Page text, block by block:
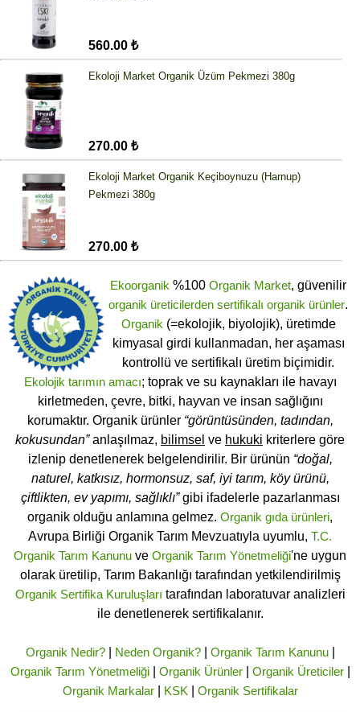
560.00 ₺
Ekoloji Market Organik Üzüm Pekmezi 380g
270.00 ₺
Ekoloji Market Organik Keçiboynuzu (Harnup)
Pekmezi 380g
270.00 ₺
Ekoorganik %100 Organik Market, güvenilir
organik üreticilerden sertifikalı organik ürünler.
Organik (=ekolojik, biyolojik), üretimde
kimyasal girdi kullanmadan, her aşaması
kontrollü ve sertifikalı üretim biçimidir.
Ekolojik tarımın amacı; toprak ve su kaynakları ile havayı
kirletmeden, çevre, bitki, hayvan ve insan sağlığını
korumaktır. Organik ürünler “görüntüsünden, tadından,
kokusundan”anlaşılmaz, bilimsel ve hukuki kriterlere göre
izlenip denetlenerek belgelendirilir. Bir ürünün “doğal,
naturel, katkısız, hormonsuz, saf, iyi tarım, köy ürünü,
çiftlikten, ev yapımı, sağlıklı”gibi ifadelerle pazarlanması
organik olduğu anlamına gelmez. Organik gıda ürünleri,
Avrupa Birliği Organik Tarım Mevzuatıyla uyumlu, T.C.
Organik Tarım Kanunu ve Organik Tarım Yönetmeliği'ne uygun
olarak üretilip, Tarım Bakanlığı tarafından yetkilendirilmiş
Organik Sertifika Kuruluşları tarafından laboratuvar analizleri
ile denetlenerek sertifikalanır.
Organik Nedir?| Neden Organik?| Organik Tarım Kanunu|
Organik Tarım Yönetmeliği| Organik Ürünler| Organik Üreticiler|
Organik Markalar| KSK Organik Sertifikalar